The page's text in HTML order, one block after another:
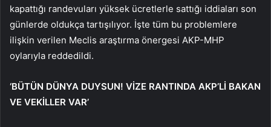
kapattığı randevuları yüksek ücretlerle sattığı iddiaları son
günlerde oldukça tartışılıyor. İşte tüm bu problemlere
ilişkin verilen Meclis araştırma önergesi AKP-MHP
oylarıyla reddedildi.
‘BÜTÜN DÜNYA DUYSUN! VİZE RANTINDA AKP’Lİ BAKAN
VE VEKİLLER VAR’